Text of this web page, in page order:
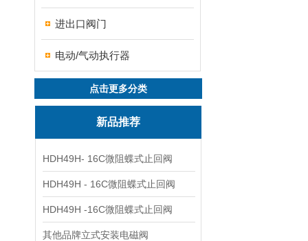
进出口阀门
电动/气动执行器
点击更多分类
新品推荐
HDH49H- 16C微阻蝶式止回阀
HDH49H - 16C微阻蝶式止回阀
HDH49H -16C微阻蝶式止回阀
其他品牌立式安装电磁阀